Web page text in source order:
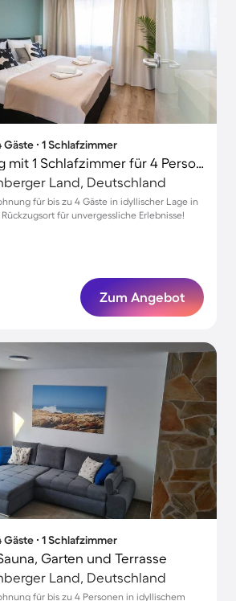
∙ 1 Schlafzimmer
Ferienwohnung mit 1 Schlafzimmer für 4 Personen
Land, Deutschland
für bis zu 4 Gäste in idyllischer Lage in
für unvergessliche Erlebnisse!
Zum Angebot
∙ 1 Schlafzimmer
Garten und Terrasse
Land, Deutschland
für bis zu 4 Personen in idyllischem